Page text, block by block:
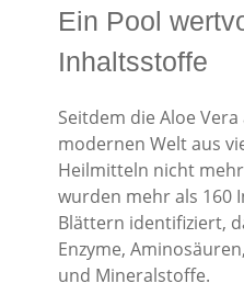
Ein Pool
Inhaltsstoffe
Seitdem die Aloe
modernen Welt aus
Heilmitteln nicht
wurden mehr als 160
Blättern identifiziert,
Enzyme,
und Mineralstoffe.